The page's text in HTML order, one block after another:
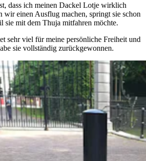
dass ich meinen Dackel Lotje wirklich
wir einen Ausflug machen, springt sie schon
sie mit dem Thuja mitfahren möchte.
sehr viel für meine persönliche Freiheit und
sie vollständig zurückgewonnen.